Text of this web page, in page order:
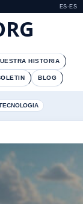
ES-ES
HISTORIA
BLOG